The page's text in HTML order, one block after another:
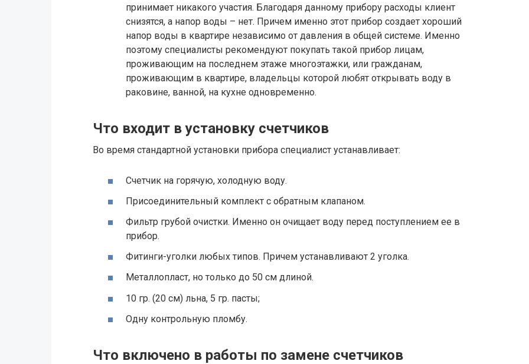
принимает никакого участия. Благодаря данному прибору расходы клиент
снизятся, а напор воды – нет. Причем именно этот прибор создает хороший
напор воды в квартире независимо от давления в общей системе. Именно
поэтому специалисты рекомендуют покупать такой прибор лицам,
проживающим на последнем этаже многоэтажки, или гражданам,
проживающим в квартире, владельцы которой любят открывать воду в
раковине, ванной, на кухне одновременно.
Что входит в установку счетчиков
Во время стандартной установки прибора специалист устанавливает:
Счетчик на горячую, холодную воду.
Присоединительный комплект с обратным клапаном.
Фильтр грубой очистки. Именно он очищает воду перед поступлением ее в
прибор.
Фитинги-уголки любых типов. Причем устанавливают 2 уголка.
Металлопласт, но только до 50 см длиной.
10 гр. (20 см) льна, 5 гр. пасты;
Одну контрольную пломбу.
Что включено в работы по замене счетчиков